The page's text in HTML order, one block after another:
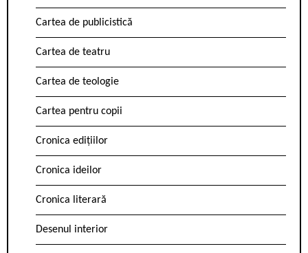
Cartea de publicistică
Cartea de teatru
Cartea de teologie
Cartea pentru copii
Cronica edițiilor
Cronica ideilor
Cronica literară
Desenul interior